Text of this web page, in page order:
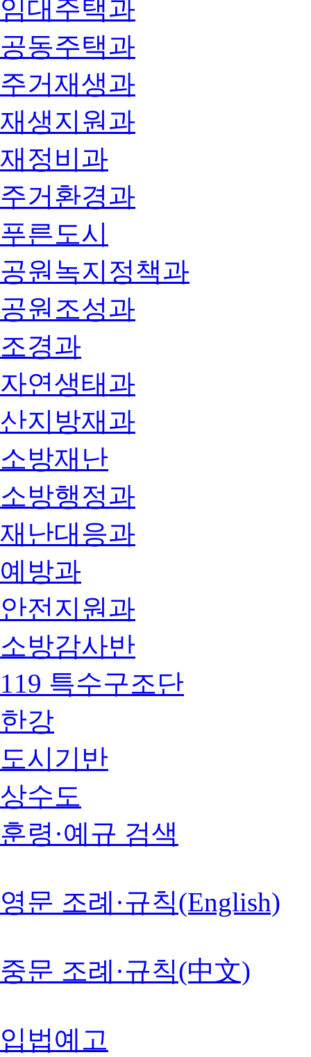
임대주택과
공동주택과
주거재생과
재생지원과
재정비과
주거환경과
푸른도시
공원녹지정책과
공원조성과
조경과
자연생태과
산지방재과
소방재난
소방행정과
재난대응과
예방과
안전지원과
소방감사반
119 특수구조단
한강
도시기반
상수도
훈령·예규 검색
영문 조례·규칙(English)
중문 조례·규칙(中文)
입법예고